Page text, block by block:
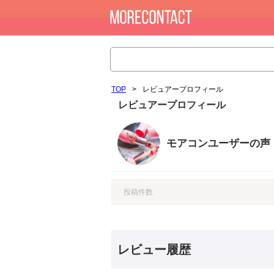
TOP > レビュアープロフィール
レビュアープロフィール
モアコンユーザーの声
投稿件数
レビュー履歴